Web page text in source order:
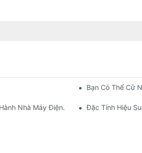
Mạng Lưới Phân Phối ĐiệnBạn Có Thể Cử
Nhà Máy Điện. Đặc Tính Hiệu